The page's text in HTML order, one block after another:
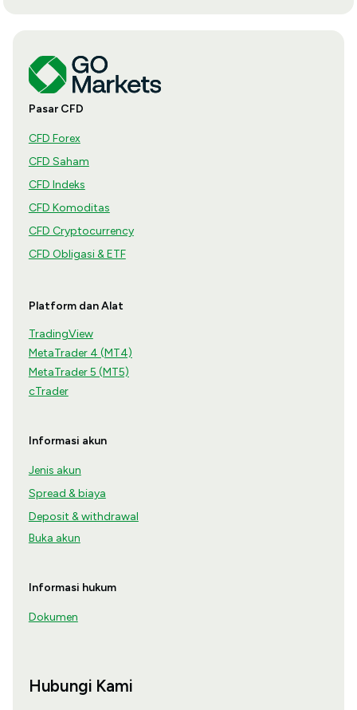
Pasar CFD
CFD Forex
CFD Saham
CFD Indeks
CFD Komoditas
CFD Cryptocurrency
CFD Obligasi & ETF
Platform dan Alat
TradingView
MetaTrader 4 (MT4)
MetaTrader 5 (MT5)
cTrader
Informasi akun
Jenis akun
Spread & biaya
Deposit & withdrawal
Buka akun
Informasi hukum
Dokumen
Hubungi Kami